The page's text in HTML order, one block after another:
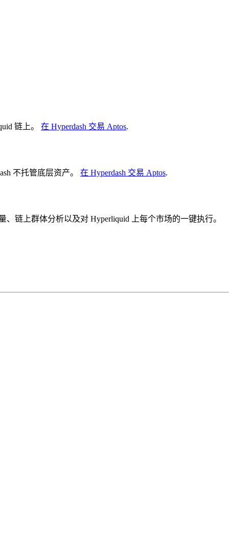
链上。 在 Hyperdash 交易 Aptos.
不托管底层资产。 在 Hyperdash 交易 Aptos.
链上群体分析以及对 Hyperliquid 上每个市场的一键执行。